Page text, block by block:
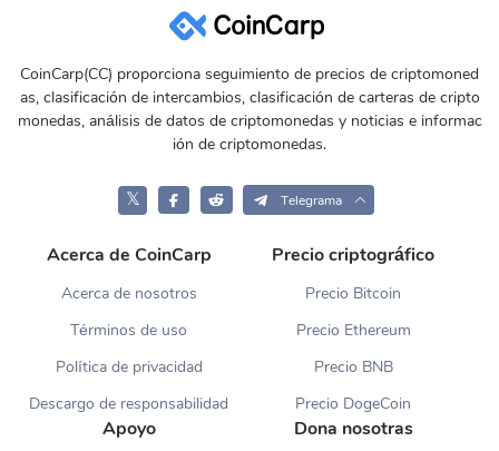
CoinCarp(CC) proporciona seguimiento de precios de criptomoned
as, clasificación de intercambios, clasificación de carteras de cripto
monedas, análisis de datos de criptomonedas y noticias e informac
ión de criptomonedas.
𝕏 Telegrama
Acerca de CoinCarp
Acerca de nosotros
Términos de uso
Política de privacidad
Descargo de responsabilidad
Precio criptográfico
Precio Bitcoin
Precio Ethereum
Precio BNB
Precio DogeCoin
Apoyo Dona nosotras